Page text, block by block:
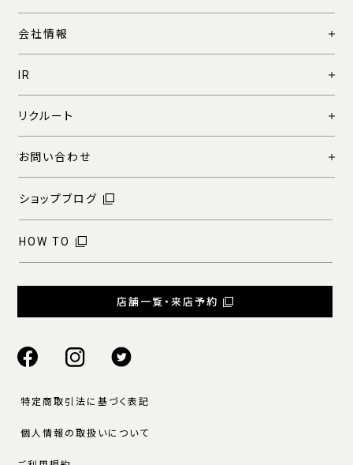
会社情報
IR
リクルート
お問い合わせ
ショップブログ
HOW TO
店舗一覧・来店予約
特定商取引法に基づく表記
個人情報の取扱いについて